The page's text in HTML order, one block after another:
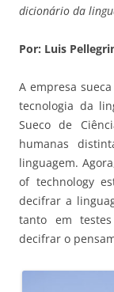
dicionário da
Por: Luis
A empresa
tecnologia da
Sueco de
humanas
linguagem.
of technology
decifrar a
tanto em
decifrar o